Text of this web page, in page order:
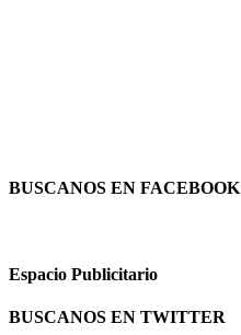
BUSCANOS EN FACEBOOK
Espacio Publicitario
BUSCANOS EN TWITTER